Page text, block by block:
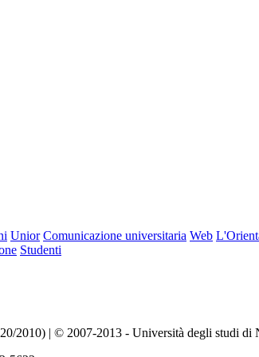
Unior Comunicazione universitaria Web
Studenti
2010) | © 2007-2013 - Università degli studi